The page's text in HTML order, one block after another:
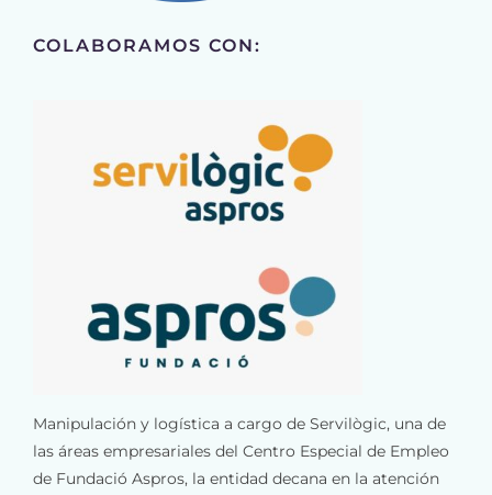
COLABORAMOS CON:
Manipulación y logística a cargo de Servilògic, una de
las áreas empresariales del Centro Especial de Empleo
de Fundació Aspros, la entidad decana en la atención